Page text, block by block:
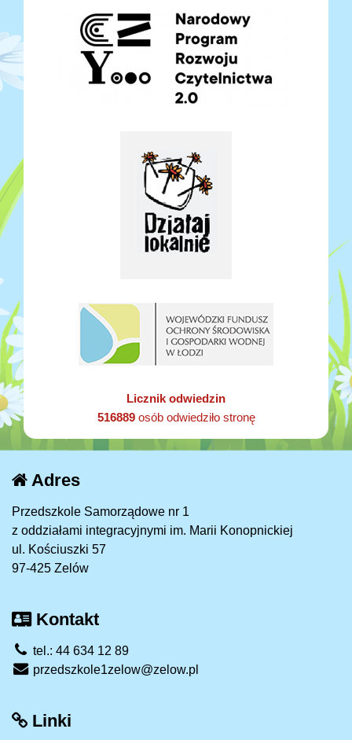
Licznik odwiedzin
516889osób odwiedziło stronę
Adres
Przedszkole Samorządowe nr 1
z oddziałami integracyjnymi im. Marii Konopnickiej
ul. Kościuszki 57
97-425 Zelów
Kontakt
tel.: 44 634 12 89
przedszkole1zelow@zelow.pl
Linki